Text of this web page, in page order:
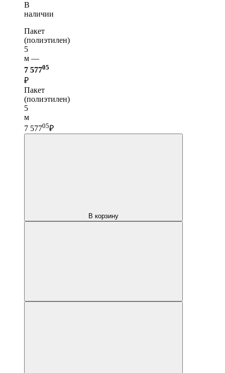
В
наличии
Пакет
(полиэтилен)
5
м —
7 57705
₽
Пакет
(полиэтилен)
5
м
7 57705₽
В корзину